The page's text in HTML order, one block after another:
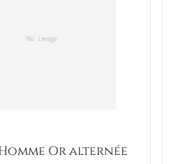
Or alternée